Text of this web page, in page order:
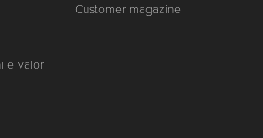
e valori
Customer magazine